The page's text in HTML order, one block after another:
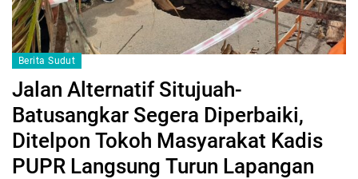
Berita Sudut
Jalan Alternatif Situjuah-
Batusangkar Segera Diperbaiki,
Ditelpon Tokoh Masyarakat Kadis
PUPR Langsung Turun Lapangan